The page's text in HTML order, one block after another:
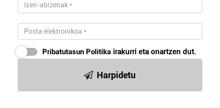
Pribatutasun Politika irakurri eta onartzen dut.
Harpidetu